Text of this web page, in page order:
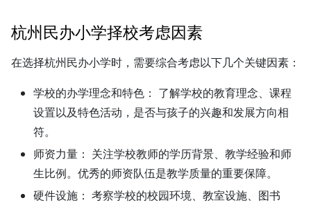
杭州民办小学择校考虑因素
在选择杭州民办小学时，需要综合考虑以下几个关键因素：
学校的办学理念和特色： 了解学校的教育理念、课程
设置以及特色活动，是否与孩子的兴趣和发展方向相
符。
师资力量： 关注学校教师的学历背景、教学经验和师
生比例。优秀的师资队伍是教学质量的重要保障。
硬件设施： 考察学校的校园环境、教室设施、图书